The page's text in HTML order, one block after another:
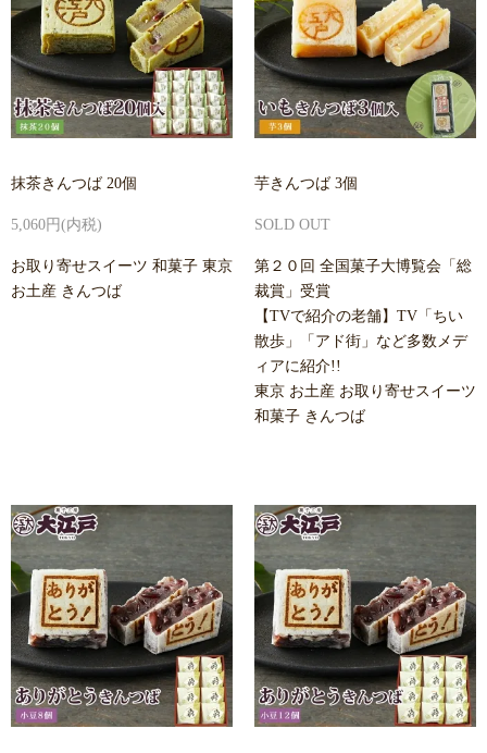
抹茶きんつば 20個
5,060円(内税)
お取り寄せスイーツ 和菓子 東京
お土産 きんつば
芋きんつば 3個
SOLD OUT
第２０回 全国菓子大博覧会「総
裁賞」受賞
【TVで紹介の老舗】TV「ちい
散歩」「アド街」など多数メデ
ィアに紹介!!
東京 お土産 お取り寄せスイーツ
和菓子 きんつば